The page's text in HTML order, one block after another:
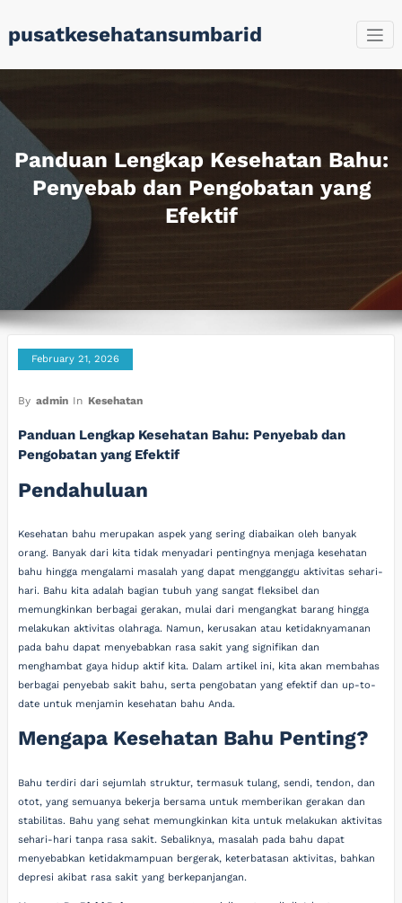
to
content
pusatkesehatansumbarid
Panduan Lengkap Kesehatan Bahu:
Penyebab dan Pengobatan yang
Efektif
February 21, 2026
By admin In Kesehatan
Panduan Lengkap Kesehatan Bahu: Penyebab dan
Pengobatan yang Efektif
Pendahuluan
Kesehatan bahu merupakan aspek yang sering diabaikan oleh banyak
orang. Banyak dari kita tidak menyadari pentingnya menjaga kesehatan
bahu hingga mengalami masalah yang dapat mengganggu aktivitas sehari-
hari. Bahu kita adalah bagian tubuh yang sangat fleksibel dan
memungkinkan berbagai gerakan, mulai dari mengangkat barang hingga
melakukan aktivitas olahraga. Namun, kerusakan atau ketidaknyamanan
pada bahu dapat menyebabkan rasa sakit yang signifikan dan
menghambat gaya hidup aktif kita. Dalam artikel ini, kita akan membahas
berbagai penyebab sakit bahu, serta pengobatan yang efektif dan up-to-
date untuk menjamin kesehatan bahu Anda.
Mengapa Kesehatan Bahu Penting?
Bahu terdiri dari sejumlah struktur, termasuk tulang, sendi, tendon, dan
otot, yang semuanya bekerja bersama untuk memberikan gerakan dan
stabilitas. Bahu yang sehat memungkinkan kita untuk melakukan aktivitas
sehari-hari tanpa rasa sakit. Sebaliknya, masalah pada bahu dapat
menyebabkan ketidakmampuan bergerak, keterbatasan aktivitas, bahkan
depresi akibat rasa sakit yang berkepanjangan.